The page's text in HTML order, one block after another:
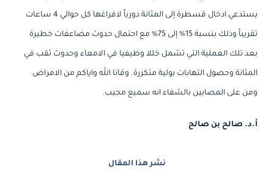
يستدعي ادخال قسطرة إلى المثانة دورياً لافراغها كل حوالي 4 ساعات
تقريباً وذلك بنسبة 15% إلى 75% مع احتمال حدوث مضاعفات خطيرة
بعد تلك العملية التي تشمل خللا وظيفيا في الامعاء وحدوث ثقب في
المثانة وحصول التهابات بولية متكررة. وقانا الله واياكم من الامراض
ومن على المصابين بالشفاء انه سميع مجيب.
أ.د. صالح بن صالح
نشر هذا المقال